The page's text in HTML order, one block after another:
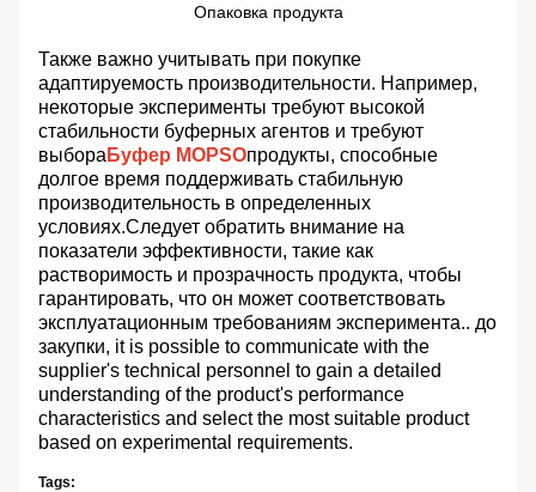
Опаковка продукта
Также важно учитывать при покупке
адаптируемость производительности. Например,
некоторые эксперименты требуют высокой
стабильности буферных агентов и требуют
выбора Буфер MOPSOпродукты, способные
долгое время поддерживать стабильную
производительность в определенных
условиях.Следует обратить внимание на
показатели эффективности, такие как
растворимость и прозрачность продукта, чтобы
гарантировать, что он может соответствовать
эксплуатационным требованиям эксперимента.. до
закупки, it is possible to communicate with the
supplier's technical personnel to gain a detailed
understanding of the product's performance
characteristics and select the most suitable product
based on experimental requirements.
Tags: